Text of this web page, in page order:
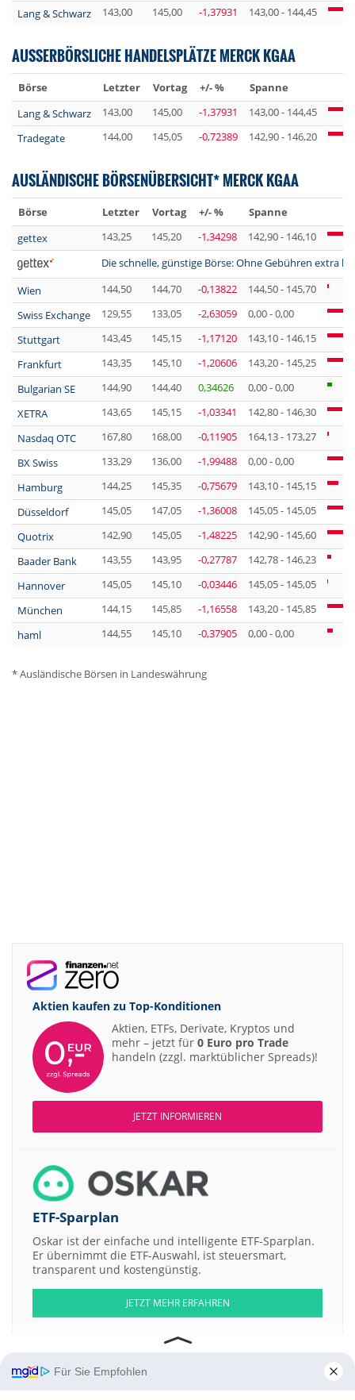
Lang & Schwarz
143,00 145,00 -1,37931 143,00 - 144,45
AUSSERBÖRSLICHE HANDELSPLÄTZE MERCK KGAA
Börse Letzter Vortag +/- %
Spanne
Lang & Schwarz
143,00 145,00 -1,37931
143,00 - 144,45
Tradegate
144,00 145,05 -0,72389 142,90 - 146,20
AUSLÄNDISCHE BÖRSENÜBERSICHT* MERCK KGAA
Börse Letzter Vortag +/- %
Spanne
gettex
143,25 145,20 -1,34298
142,90 - 146,10
Die schnelle, günstige Börse: Ohne Gebühren extra
Wien
144,50 144,70 -0,13822
144,50 - 145,70
Swiss Exchange
129,55 133,05 -2,63059
0,00 - 0,00
Stuttgart
143,45 145,15 -1,17120
143,10 - 146,15
Frankfurt
143,35 145,10 -1,20606
143,20 - 145,25
Bulgarian SE
144,90 144,40 0,34626
0,00 - 0,00
XETRA
143,65 145,15 -1,03341
142,80 - 146,30
Nasdaq OTC
167,80 168,00 -0,11905
164,13 - 173,27
BX Swiss
133,29 136,00 -1,99488
0,00 - 0,00
Hamburg
144,25 145,35 -0,75679
143,10 - 145,15
Düsseldorf
145,05 147,05 -1,36008
145,05 - 145,05
Quotrix
142,90 145,05 -1,48225
142,90 - 145,60
Baader Bank
143,55 143,95 -0,27787
142,78 - 146,23
Hannover
145,05 145,10 -0,03446
145,05 - 145,05
München
144,15 145,85 -1,16558
143,20 - 145,85
haml
144,55 145,10 -0,37905 0,00 - 0,00
* Ausländische Börsen in Landeswährung
Aktien kaufen zu Top-Konditionen
Aktien, ETFs, Derivate, Kryptos und
mehr – jetzt für 0 Euro pro Trade
handeln (zzgl. marktüblicher Spreads)!
JETZT INFORMIEREN
ETF-Sparplan
Oskar ist der einfache und intelligente ETF-Sparplan.
Er übernimmt die ETF-Auswahl, ist steuersmart,
transparent und kostengünstig.
JETZT MEHR ERFAHREN
Für Sie Empfohlen